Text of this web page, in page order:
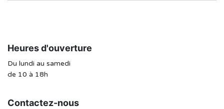
Heures d'ouverture
Du lundi au samedi
de 10 à 18h
Contactez-nous